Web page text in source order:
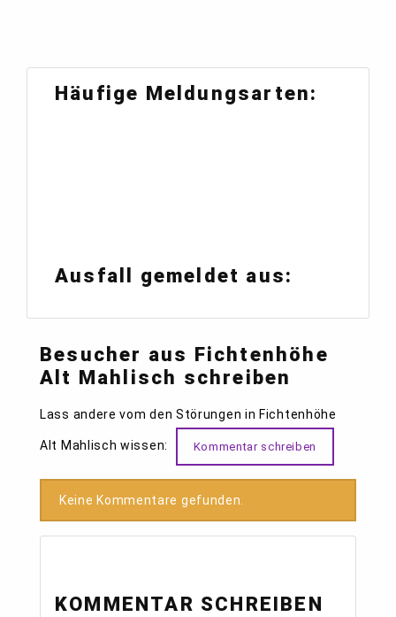
Häufige Meldungsarten:
Ausfall gemeldet aus:
Besucher aus Fichtenhöhe
Alt Mahlisch schreiben
Lass andere vom den Störungen in Fichtenhöhe
Alt Mahlisch wissen: Kommentar schreiben
Keine Kommentare gefunden.
KOMMENTAR SCHREIBEN